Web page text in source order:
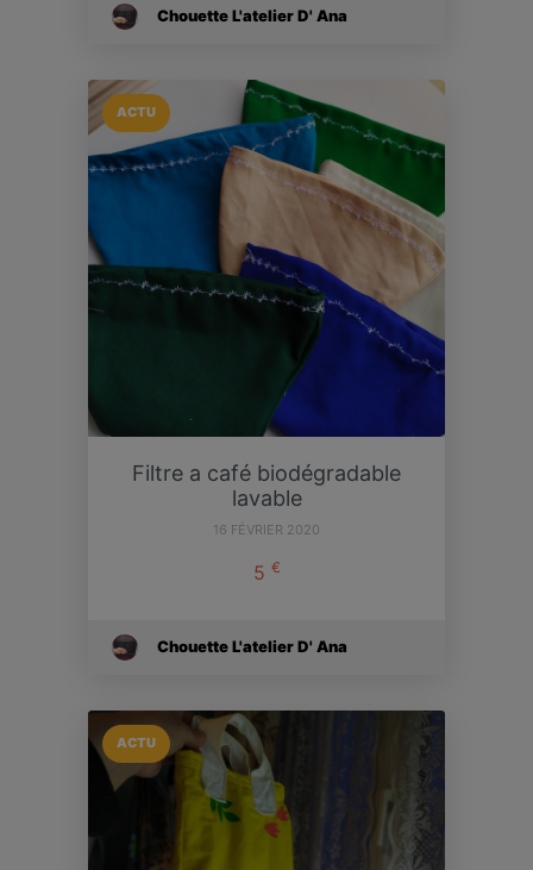
Chouette L'atelier D' Ana
ACTU
Filtre a café biodégradable
lavable
16 FÉVRIER 2020
5 €
Chouette L'atelier D' Ana
ACTU